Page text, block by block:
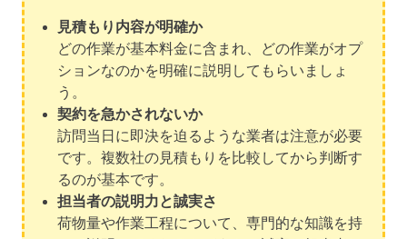
見積もり内容が明確か
どの作業が基本料金に含まれ、どの作業がオプ
ションなのかを明確に説明してもらいましょ
う。
契約を急かされないか
訪問当日に即決を迫るような業者は注意が必要
です。複数社の見積もりを比較してから判断す
るのが基本です。
担当者の説明力と誠実さ
荷物量や作業工程について、専門的な知識を持